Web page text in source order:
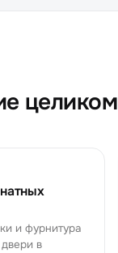
целиком
и фурнитура
в